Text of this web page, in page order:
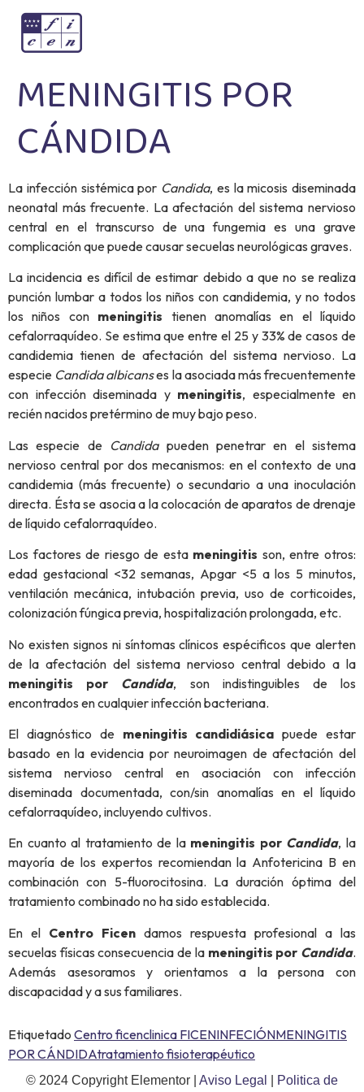
MENINGITIS POR
CÁNDIDA
La infección sistémica por Candida, es la micosis diseminada
neonatal más frecuente. La afectación del sistema nervioso
central en el transcurso de una fungemia es una grave
complicación que puede causar secuelas neurológicas graves.
La incidencia es difícil de estimar debido a que no se realiza
punción lumbar a todos los niños con candidemia, y no todos
los niños con meningitis tienen anomalías en el líquido
cefalorraquídeo. Se estima que entre el 25 y 33% de casos de
candidemia tienen de afectación del sistema nervioso. La
especie Candida albicanses la asociada más frecuentemente
con infección diseminada y meningitis, especialmente en
recién nacidos pretérmino de muy bajo peso.
Las especie de Candidapueden penetrar en el sistema
nervioso central por dos mecanismos: en el contexto de una
candidemia (más frecuente) o secundario a una inoculación
directa. Ésta se asocia a la colocación de aparatos de drenaje
de líquido cefalorraquídeo.
Los factores de riesgo de esta meningitis son, entre otros:
edad gestacional <32 semanas, Apgar <5 a los 5 minutos,
ventilación mecánica, intubación previa, uso de corticoides,
colonización fúngica previa, hospitalización prolongada, etc.
No existen signos ni síntomas clínicos espécificos que alerten
de la afectación del sistema nervioso central debido a la
meningitis por Candida, son indistinguibles de los
encontrados en cualquier infección bacteriana.
El diagnóstico de meningitis candidiásica puede estar
basado en la evidencia por neuroimagen de afectación del
sistema nervioso central en asociación con infección
diseminada documentada, con/sin anomalías en el líquido
cefalorraquídeo, incluyendo cultivos.
En cuanto al tratamiento de la meningitis por Candida, la
mayoría de los expertos recomiendan la Anfotericina B en
combinación con 5-fluorocitosina. La duración óptima del
tratamiento combinado no ha sido establecida.
En el Centro Ficen damos respuesta profesional a las
secuelas físicas consecuencia de la meningitis por Candida.
Además asesoramos y orientamos a la persona con
discapacidad y a sus familiares.
Etiquetado Centro ficenclinica FICENINFECIÓNMENINGITIS
POR CÁNDIDAtratamiento fisioterapéutico
© 2024 Copyright Elementor | Aviso Legal Politica de